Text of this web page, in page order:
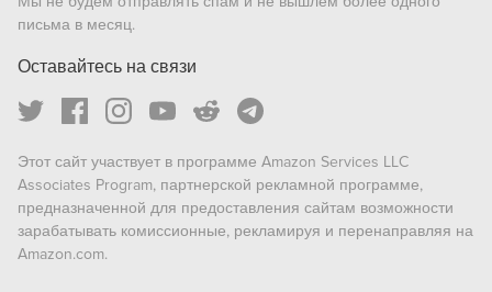
письма в месяц.
Оставайтесь на связи
Этот сайт участвует в программе Amazon Services LLC
Associates Program, партнерской рекламной программе,
предназначенной для предоставления сайтам возможности
зарабатывать комиссионные, рекламируя и перенаправляя на
Amazon.com.